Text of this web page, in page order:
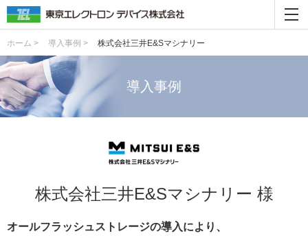
ホーム > 導入事例 > 株式会社三井E&Sマシナリー
導入事例
株式会社三井E&Sマシナリー 様
オールフラッシュストレージの導入により、